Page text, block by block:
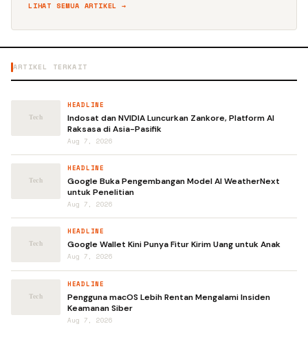
LIHAT SEMUA ARTIKEL →
ARTIKEL TERKAIT
HEADLINE
Indosat dan NVIDIA Luncurkan Zankore, Platform AI
Raksasa di Asia-Pasifik
Aug 7, 2026
HEADLINE
Google Buka Pengembangan Model AI WeatherNext
untuk Penelitian
Aug 7, 2026
HEADLINE
Google Wallet Kini Punya Fitur Kirim Uang untuk Anak
Aug 7, 2026
HEADLINE
Pengguna macOS Lebih Rentan Mengalami Insiden
Keamanan Siber
Aug 7, 2026